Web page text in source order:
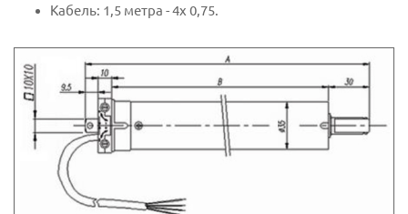
Кабель: 1,5 метра - 4x 0,75.